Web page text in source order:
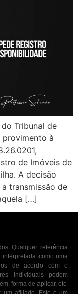
Tribunal de
provimento à
de Imóveis de
A decisão
transmissão de
[…]
Qualquer referência
como uma
de acordo com o
individuais podem
forma de aplicar, etc.